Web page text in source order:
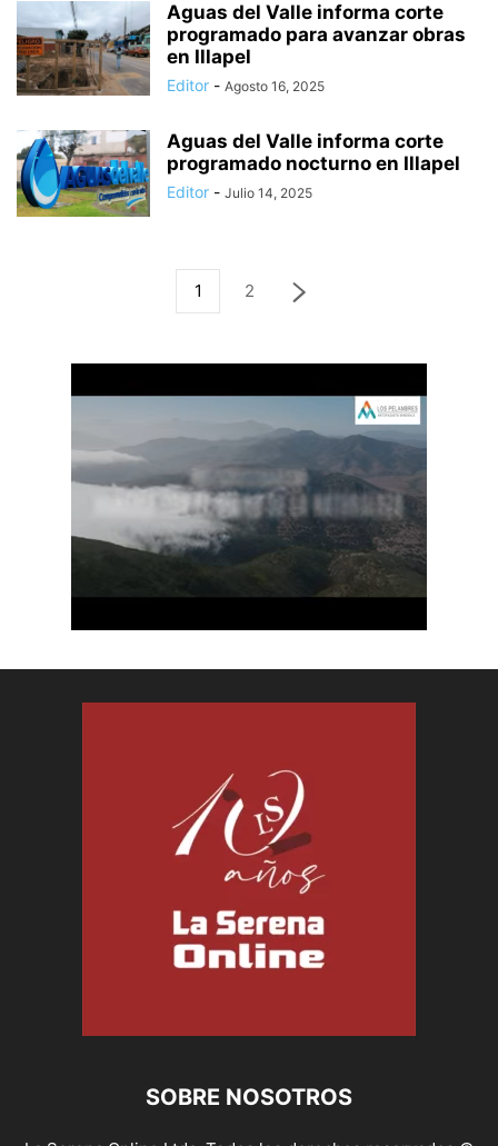
Aguas del Valle informa corte
programado para avanzar obras
en Illapel
Editor - Agosto 16, 2025
Aguas del Valle informa corte
programado nocturno en Illapel
Editor - Julio 14, 2025
1 2
SOBRE NOSOTROS